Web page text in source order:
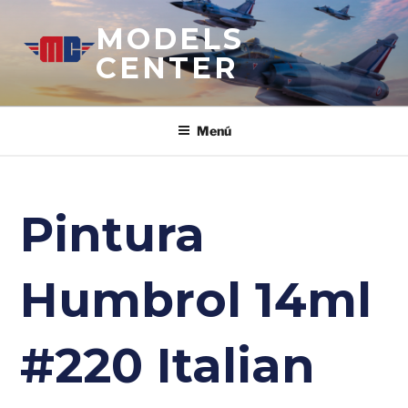
contenido
MODELS
CENTER
Menú
Pintura
Humbrol 14ml
#220 Italian